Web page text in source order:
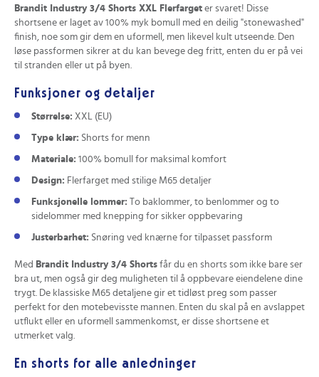
Brandit Industry 3/4 Shorts XXL Flerfarget er svaret! Disse
shortsene er laget av 100% myk bomull med en deilig "stonewashed"
finish, noe som gir dem en uformell, men likevel kult utseende. Den
løse passformen sikrer at du kan bevege deg fritt, enten du er på vei
til stranden eller ut på byen.
Funksjoner og detaljer
Størrelse: XXL (EU)
Type klær: Shorts for menn
Materiale: 100% bomull for maksimal komfort
Design: Flerfarget med stilige M65 detaljer
Funksjonelle lommer: To baklommer, to benlommer og to
sidelommer med knepping for sikker oppbevaring
Justerbarhet: Snøring ved knærne for tilpasset passform
Med Brandit Industry 3/4 Shorts får du en shorts som ikke bare ser
bra ut, men også gir deg muligheten til å oppbevare eiendelene dine
trygt. De klassiske M65 detaljene gir et tidløst preg som passer
perfekt for den motebevisste mannen. Enten du skal på en avslappet
utflukt eller en uformell sammenkomst, er disse shortsene et
utmerket valg.
En shorts for alle anledninger